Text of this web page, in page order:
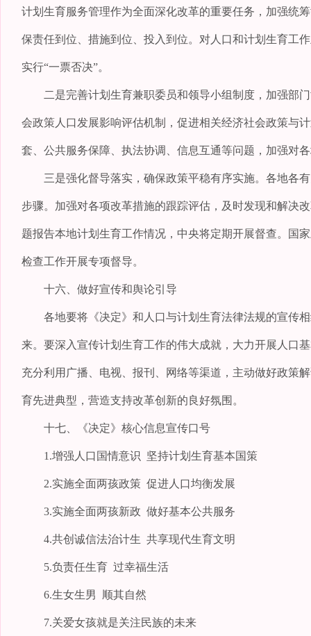
计划生育服务管理作为全面深化改革的重要任务，加强统
保责任到位、措施到位、投入到位。对人口和计划生育工
实行“一票否决”。
二是完善计划生育兼职委员和领导小组制度，加强部门
会政策人口发展影响评估机制，促进相关经济社会政策与
套、公共服务保障、执法协调、信息互通等问题，加强对
三是强化督导落实，确保政策平稳有序实施。各地各有
步骤。加强对各项改革措施的跟踪评估，及时发现和解决
题报告本地计划生育工作情况，中央将定期开展督查。国
检查工作开展专项督导。
十六、做好宣传和舆论引导
各地要将《决定》和人口与计划生育法律法规的宣传相
来。要深入宣传计划生育工作的伟大成就，大力开展人口
充分利用广播、电视、报刊、网络等渠道，主动做好政策
育先进典型，营造支持改革创新的良好氛围。
十七、《决定》核心信息宣传口号
1.增强人口国情意识 坚持计划生育基本国策
2.实施全面两孩政策 促进人口均衡发展
3.实施全面两孩新政 做好基本公共服务
4.共创诚信法治计生 共享现代生育文明
5.负责任生育 过幸福生活
6.生女生男 顺其自然
7.关爱女孩就是关注民族的未来